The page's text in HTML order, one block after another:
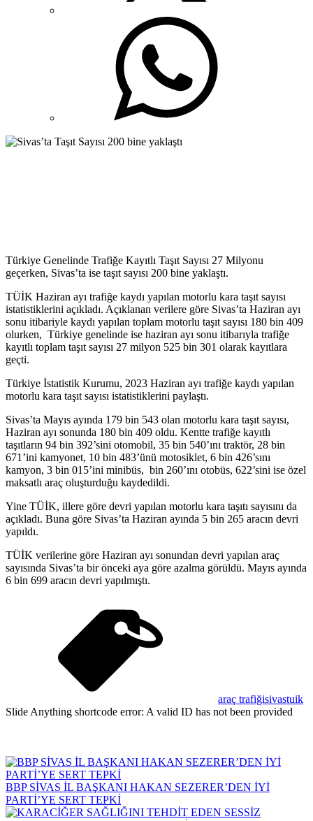
Türkiye Genelinde Trafiğe Kayıtlı Taşıt Sayısı 27 Milyonu
geçerken, Sivas’ta ise taşıt sayısı 200 bine yaklaştı.
TÜİK Haziran ayı trafiğe kaydı yapılan motorlu kara taşıt sayısı
istatistiklerini açıkladı. Açıklanan verilere göre Sivas’ta Haziran ayı
sonu itibariyle kaydı yapılan toplam motorlu taşıt sayısı 180 bin 409
olurken, Türkiye genelinde ise haziran ayı sonu itibarıyla trafiğe
kayıtlı toplam taşıt sayısı 27 milyon 525 bin 301 olarak kayıtlara
geçti.
Türkiye İstatistik Kurumu, 2023 Haziran ayı trafiğe kaydı yapılan
motorlu kara taşıt sayısı istatistiklerini paylaştı.
Sivas’ta Mayıs ayında 179 bin 543 olan motorlu kara taşıt sayısı,
Haziran ayı sonunda 180 bin 409 oldu. Kentte trafiğe kayıtlı
taşıtların 94 bin 392’sini otomobil, 35 bin 540’ını traktör, 28 bin
671’ini kamyonet, 10 bin 483’ünü motosiklet, 6 bin 426’sını
kamyon, 3 bin 015’ini minibüs, bin 260’ını otobüs, 622’sini ise özel
maksatlı araç oluşturduğu kaydedildi.
Yine TÜİK, illere göre devri yapılan motorlu kara taşıtı sayısını da
açıkladı. Buna göre Sivas’ta Haziran ayında 5 bin 265 aracın devri
yapıldı.
TÜİK verilerine göre Haziran ayı sonundan devri yapılan araç
sayısında Sivas’ta bir önceki aya göre azalma görüldü. Mayıs ayında
6 bin 699 aracın devri yapılmıştı.
araç trafiğisivastuik
Slide Anything shortcode error: A valid ID has not been provided
BBP SİVAS İL BAŞKANI HAKAN SEZERER’DEN İYİ
PARTİ’YE SERT TEPKİ